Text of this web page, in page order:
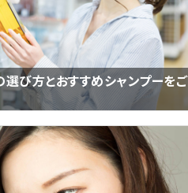
び方とおすすめシャンプーをご